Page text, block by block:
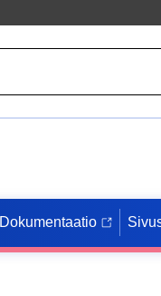
Dokumentaatio